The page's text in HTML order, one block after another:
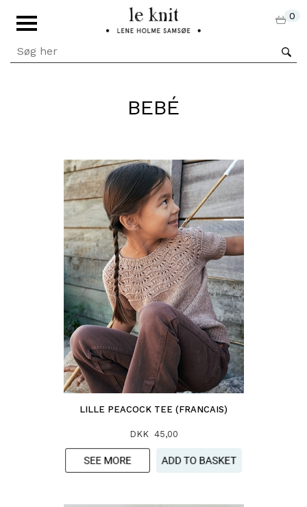
0
BEBÉ
LILLE PEACOCK TEE (FRANCAIS)
DKK 45,00